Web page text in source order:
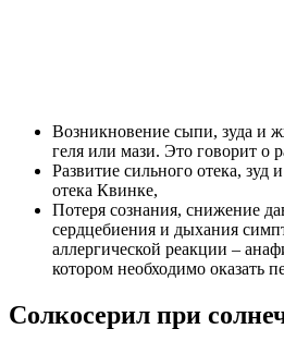
Возникновение сыпи, зуда и
геля или мази. Это говорит о
Развитие сильного отека, зуд
отека Квинке,
Потеря сознания, снижение
сердцебиения и дыхания
аллергической реакции –
котором необходимо оказать
Солкосерил при